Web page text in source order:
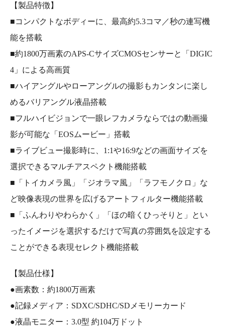
【製品特徴】
■コンパクトなボディーに、最高約5.3コマ／秒の連写機
能を搭載
■約1800万画素のAPS-CサイズCMOSセンサーと「DIGIC
4」による高画質
■ハイアングルやローアングルの撮影もカンタンに楽し
めるバリアングル液晶搭載
■フルハイビジョンで一眼レフカメラならではの動画撮
影が可能な「EOSムービー」搭載
■ライブビュー撮影時に、1:1や16:9などの画面サイズを
選択できるマルチアスペクト機能搭載
■「トイカメラ風」「ジオラマ風」「ラフモノクロ」な
ど映像表現の世界を広げるアートフィルター機能搭載
■「ふんわりやわらかく」「ほの暗くひっそりと」とい
ったイメージを選択するだけで写真の雰囲気を設定する
ことができる表現セレクト機能搭載
【製品仕様】
●画素数：約1800万画素
●記録メディア：SDXC/SDHC/SDメモリーカード
●液晶モニター：3.0型 約104万ドット